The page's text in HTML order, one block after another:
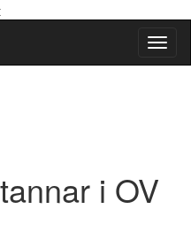
Slå
på/av
i OV